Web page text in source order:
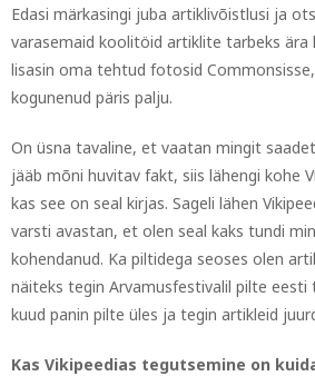
Edasi märkasingi juba artiklivõistlusi ja
varasemaid koolitöid artiklite tarbeks ära
lisasin oma tehtud fotosid
kogunenud päris palju.
On üsna tavaline, et vaatan mingit
jääb mõni huvitav fakt, siis lähengi kohe
kas see on seal kirjas. Sageli lähen
varsti avastan, et olen seal kaks tundi
kohendanud. Ka piltidega seoses olen
näiteks tegin Arvamusfestivalil pilte
kuud panin pilte üles ja tegin artikleid
Kas Vikipeedias tegutsemine on